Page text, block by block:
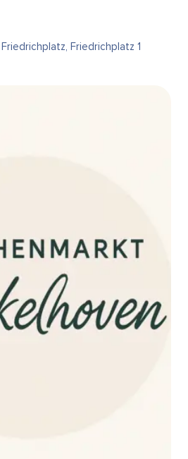
Friedrichplatz 1